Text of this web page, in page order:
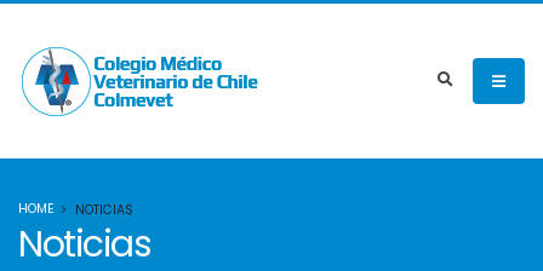
HOME NOTICIAS
Noticias